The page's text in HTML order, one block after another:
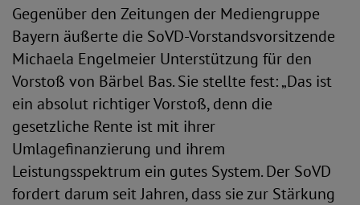
Gegenüber den Zeitungen der Mediengruppe
Bayern äußerte die SoVD-Vorstandsvorsitzende
Michaela Engelmeier Unterstützung für den
Vorstoß von Bärbel Bas. Sie stellte fest: „Das ist
ein absolut richtiger Vorstoß, denn die
gesetzliche Rente ist mit ihrer
Umlagefinanzierung und ihrem
Leistungsspektrum ein gutes System. Der SoVD
fordert darum seit Jahren, dass sie zur Stärkung